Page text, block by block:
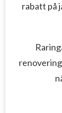
rabatt på